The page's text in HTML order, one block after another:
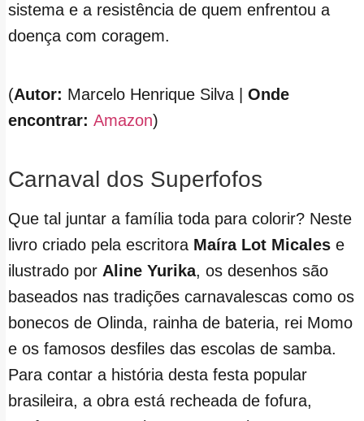
sistema e a resistência de quem enfrentou a
doença com coragem.
(Autor: Marcelo Henrique Silva |
Onde
encontrar: Amazon)
Carnaval dos Superfofos
Que tal juntar a família toda para colorir? Neste
livro criado pela escritora Maíra Lot Micales e
ilustrado por Aline Yurika, os desenhos são
baseados nas tradições carnavalescas como os
bonecos de Olinda, rainha de bateria, rei Momo
e os famosos desfiles das escolas de samba.
Para contar a história desta festa popular
brasileira, a obra está recheada de fofura,